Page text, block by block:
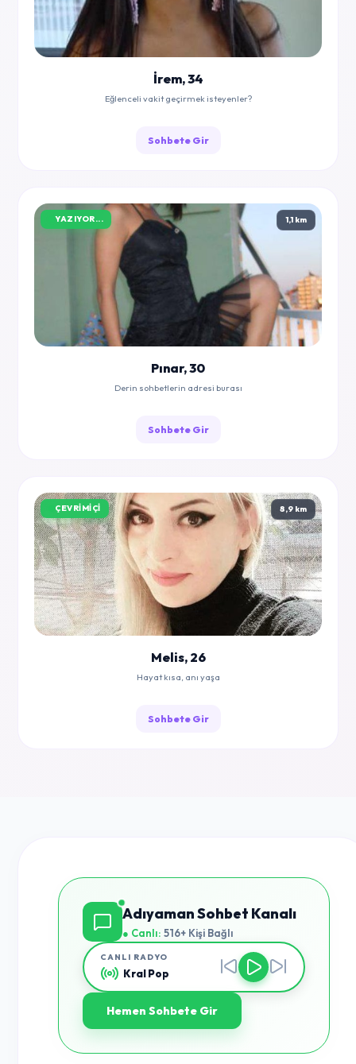
İrem, 34
Eğlenceli vakit geçirmek isteyenler?
Sohbete Gir
YAZIYOR... 1,1 km
Pınar, 30
Derin sohbetlerin adresi burası
Sohbete Gir
ÇEVRIMIÇI 8,9 km
Melis, 26
Hayat kısa, anı yaşa
Sohbete Gir
Adıyaman Sohbet Kanalı
● Canlı: 516+ Kişi Bağlı
CANLI RADYO
Kral Pop
Hemen Sohbete Gir